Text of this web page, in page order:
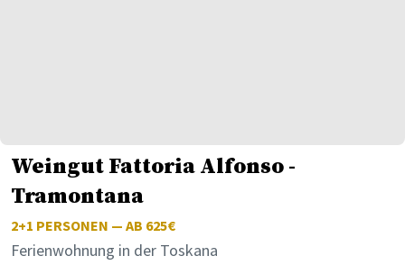
Weingut Fattoria Alfonso -
Tramontana
2+1 PERSONEN — AB 625€
Ferienwohnung in der Toskana